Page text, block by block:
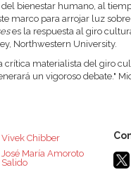
bienestar humano, al
marco para arrojar luz
es la respuesta al giro
Northwestern University.
crítica materialista del giro
un vigoroso debate."
Vivek Chibber
José María Amoroto
Salido